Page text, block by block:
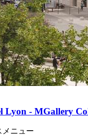
Lyon - MGallery
メニュー